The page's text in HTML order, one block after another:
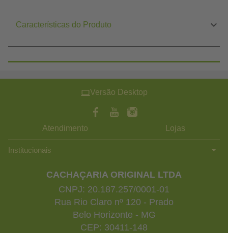
Características do Produto
Versão Desktop
Atendimento Lojas
Institucionais
CACHAÇARIA ORIGINAL LTDA
CNPJ: 20.187.257/0001-01
Rua Rio Claro nº 120 - Prado
Belo Horizonte - MG
CEP: 30411-148